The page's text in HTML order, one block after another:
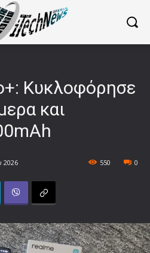
Κυκλοφόρησε
και
2026 0
550